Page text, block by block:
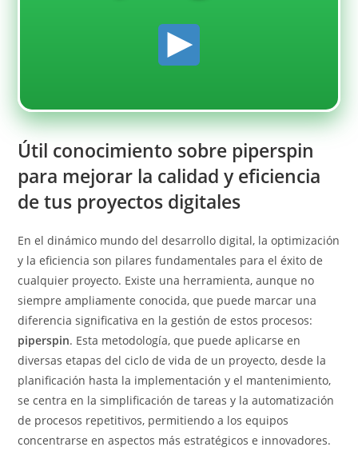
Útil conocimiento sobre piperspin
para mejorar la calidad y eficiencia
de tus proyectos digitales
En el dinámico mundo del desarrollo digital, la optimización
y la eficiencia son pilares fundamentales para el éxito de
cualquier proyecto. Existe una herramienta, aunque no
siempre ampliamente conocida, que puede marcar una
diferencia significativa en la gestión de estos procesos:
piperspin. Esta metodología, que puede aplicarse en
diversas etapas del ciclo de vida de un proyecto, desde la
planificación hasta la implementación y el mantenimiento,
se centra en la simplificación de tareas y la automatización
de procesos repetitivos, permitiendo a los equipos
concentrarse en aspectos más estratégicos e innovadores.